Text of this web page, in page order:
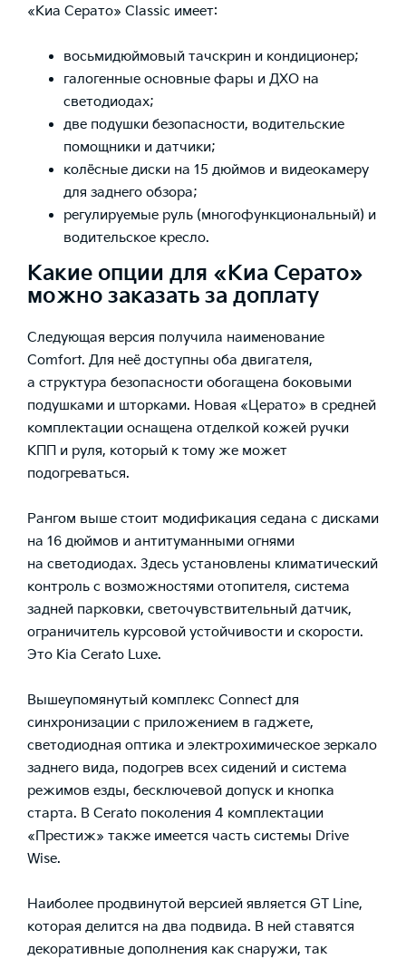
«Киа Серато» Classic имеет:
восьмидюймовый тачскрин и кондиционер;
галогенные основные фары и ДХО на
светодиодах;
две подушки безопасности, водительские
помощники и датчики;
колёсные диски на 15 дюймов и видеокамеру
для заднего обзора;
регулируемые руль (многофункциональный) и
водительское кресло.
Какие опции для «Киа Серато»
можно заказать за доплату
Следующая версия получила наименование
Comfort. Для неё доступны оба двигателя,
а структура безопасности обогащена боковыми
подушками и шторками. Новая «Церато» в средней
комплектации оснащена отделкой кожей ручки
КПП и руля, который к тому же может
подогреваться.
Рангом выше стоит модификация седана с дисками
на 16 дюймов и антитуманными огнями
на светодиодах. Здесь установлены климатический
контроль с возможностями отопителя, система
задней парковки, светочувствительный датчик,
ограничитель курсовой устойчивости и скорости.
Это Kia Cerato Luxe.
Вышеупомянутый комплекс Connect для
синхронизации с приложением в гаджете,
светодиодная оптика и электрохимическое зеркало
заднего вида, подогрев всех сидений и система
режимов езды, бесключевой допуск и кнопка
старта. В Cerato поколения 4 комплектации
«Престиж» также имеется часть системы Drive
Wise.
Наиболее продвинутой версией является GT Line,
которая делится на два подвида. В ней ставятся
декоративные дополнения как снаружи, так